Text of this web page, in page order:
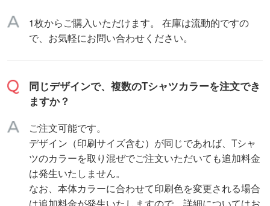
1枚からご購入いただけます。 在庫は流動的ですの
で、お気軽にお問い合わせください。
同じデザインで、複数のTシャツカラーを注文でき
ますか？
ご注文可能です。
デザイン（印刷サイズ含む）が同じであれば、Tシャ
ツのカラーを取り混ぜでご注文いただいても追加料金
は発生いたしません。
なお、本体カラーに合わせて印刷色を変更される場合
は追加料金が発生いたしますので、詳細についてはお